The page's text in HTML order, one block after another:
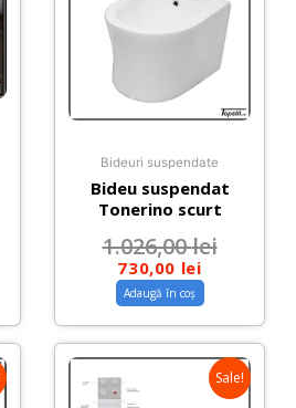
Bideuri suspendate
Bideu suspendat
Tonerino scurt
1.026,00lei
730,00 lei
Adaugă în coș
Sale!